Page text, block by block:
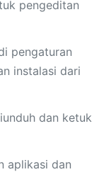
pengeditan
pengaturan
instalasi dari
dan ketuk
aplikasi dan